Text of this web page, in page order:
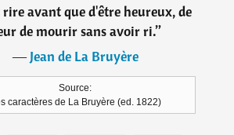
avant que d'être heureux, de
de mourir sans avoir ri.”
―Jean de La Bruyère
Source:
caractères de La Bruyère (ed. 1822)